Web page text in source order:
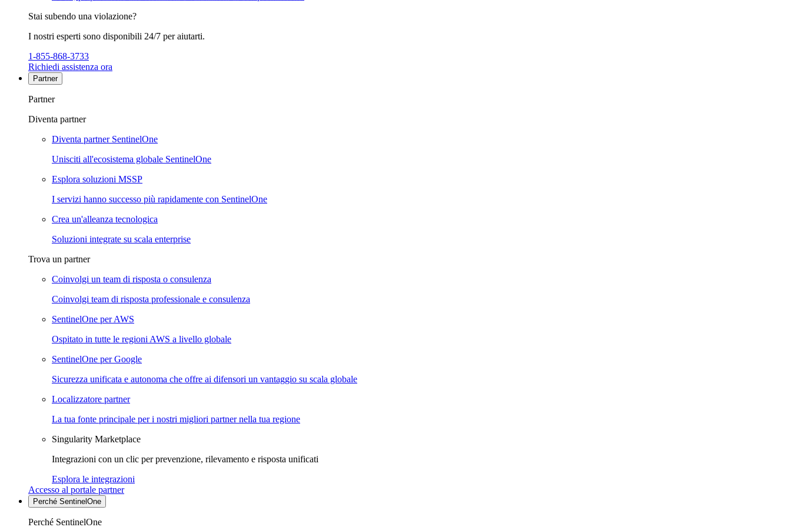
Stai subendo una violazione?
I nostri esperti sono disponibili 24/7 per aiutarti.
1-855-868-3733
Richiedi assistenza ora
Partner
Partner
Diventa partner
Diventa partner SentinelOne
Unisciti all'ecosistema globale SentinelOne
Esplora soluzioni MSSP
I servizi hanno successo più rapidamente con SentinelOne
Crea un'alleanza tecnologica
Soluzioni integrate su scala enterprise
Trova un partner
Coinvolgi un team di risposta o consulenza
Coinvolgi team di risposta professionale e consulenza
SentinelOne per AWS
Ospitato in tutte le regioni AWS a livello globale
SentinelOne per Google
Sicurezza unificata e autonoma che offre ai difensori un vantaggio su scala globale
Localizzatore partner
La tua fonte principale per i nostri migliori partner nella tua regione
Singularity Marketplace
Integrazioni con un clic per prevenzione, rilevamento e risposta unificati
Esplora le integrazioni
Accesso al portale partner
Perché SentinelOne
Perché SentinelOne